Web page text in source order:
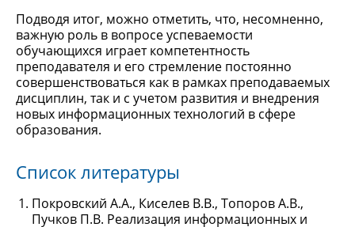
Подводя итог, можно отметить, что, несомненно,
важную роль в вопросе успеваемости
обучающихся играет компетентность
преподавателя и его стремление постоянно
совершенствоваться как в рамках преподаваемых
дисциплин, так и с учетом развития и внедрения
новых информационных технологий в сфере
образования.
Список литературы
Покровский А.А., Киселев В.В., Топоров А.В.,
Пучков П.В. Реализация информационных и